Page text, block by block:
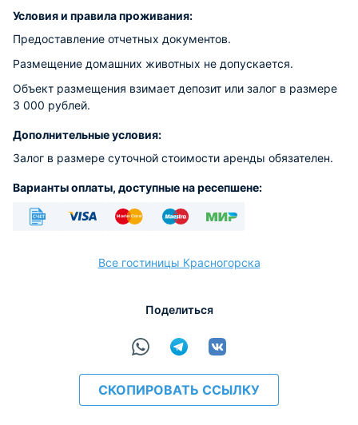
Условия и правила проживания:
Предоставление отчетных документов.
Размещение домашних животных не допускается.
Объект размещения взимает депозит или залог в размере
3 000 рублей.
Дополнительные условия:
Залог в размере суточной стоимости аренды обязателен.
Варианты оплаты, доступные на ресепшене:
Все гостиницы Красногорска
Поделиться
СКОПИРОВАТЬ ССЫЛКУ